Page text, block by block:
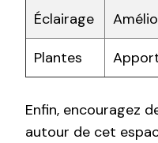
Éclairage
Plantes
Enfin, encouragez
autour de cet